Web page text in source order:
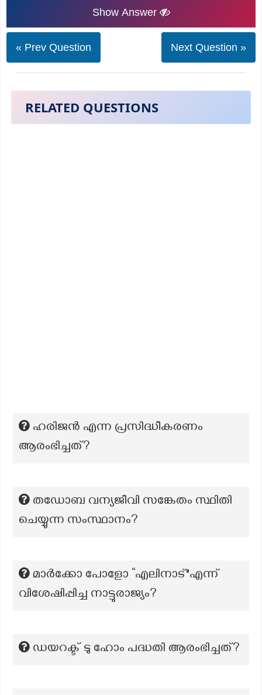
Show Answer
« Prev Question Next Question »
RELATED QUESTIONS
ഹരിജൻ എന്ന പ്രസിദ്ധീകരണം
ആരംഭിച്ചത്?
തഡോബ വന്യജീവി സങ്കേതം സ്ഥിതി
ചെയ്യുന്ന സംസ്ഥാനം?
മാർക്കോ പോളോ “എലിനാട്"എന്ന്
വിശേഷിപ്പിച്ച നാട്ടുരാജ്യം?
ഡയറക്ട് ടു ഹോം പദ്ധതി ആരംഭിച്ചത്?